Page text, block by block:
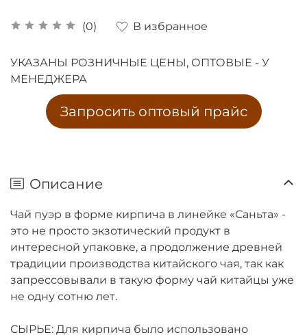
(0) В избранное
УКАЗАНЫ РОЗНИЧНЫЕ ЦЕНЫ, ОПТОВЫЕ - У
МЕНЕДЖЕРА
Запросить оптовый прайс
Описание
Чай пуэр в форме кирпича в линейке «Саньта» -
это не просто экзотический продукт в
интересной упаковке, а продолжение древней
традиции производства китайского чая, так как
запрессовывали в такую форму чай китайцы уже
не одну сотню лет.
СЫРЬЕ: Для кирпича было использовано